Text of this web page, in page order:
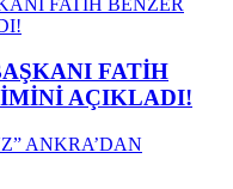
FATİH
AÇIKLADI!